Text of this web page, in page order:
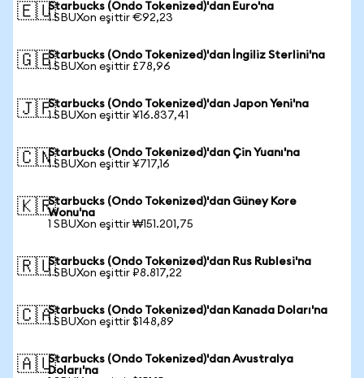
🇪🇺Starbucks (Ondo Tokenized)'dan Euro'na
1 SBUXon eşittir €92,23
🇬🇧Starbucks (Ondo Tokenized)'dan İngiliz Sterlini'na
1 SBUXon eşittir £78,96
🇯🇵Starbucks (Ondo Tokenized)'dan Japon Yeni'na
1 SBUXon eşittir ¥16.837,41
🇨🇳Starbucks (Ondo Tokenized)'dan Çin Yuanı'na
1 SBUXon eşittir ¥717,16
🇰🇷Starbucks (Ondo Tokenized)'dan Güney Kore
Wonu'na
1 SBUXon eşittir ₩151.201,75
🇷🇺Starbucks (Ondo Tokenized)'dan Rus Rublesi'na
1 SBUXon eşittir ₽8.817,22
🇨🇦Starbucks (Ondo Tokenized)'dan Kanada Doları'na
1 SBUXon eşittir $148,89
🇦🇺Starbucks (Ondo Tokenized)'dan Avustralya
Doları'na